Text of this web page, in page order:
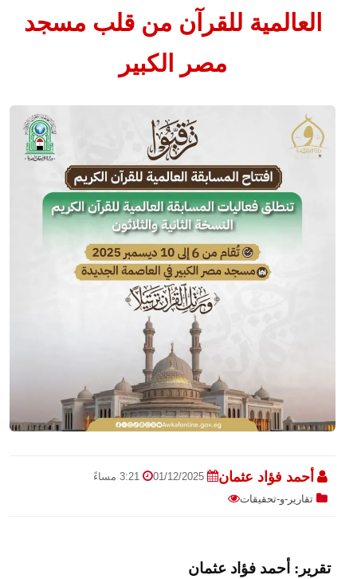
العالمية للقرآن من قلب مسجد
مصر الكبير
أحمد فؤاد عثمان 01/12/2025
3:21 مساءً
تقارير-و-تحقيقات
تقرير: أحمد فؤاد عثمان